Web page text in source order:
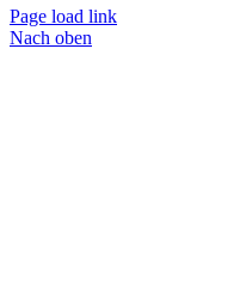
Page load link
Nach oben